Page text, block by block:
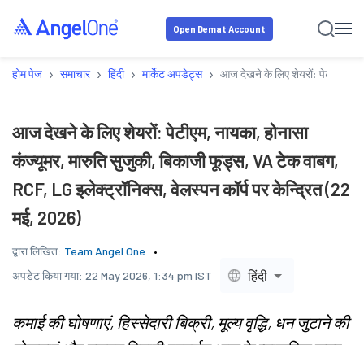
Open Demat Account
होम पेज › समाचार › हिंदी › मार्केट अपडेट्स › आज देखने के लिए शेयरों: पेटीएम,
आज देखने के लिए शेयरों: पेटीएम, नायका, होनासा
कंज्यूमर, मारुति सुजुकी, बिकाजी फूड्स, VA टेक वाबग,
RCF, LG इलेक्ट्रॉनिक्स, वेलस्पन कॉर्प पर केन्द्रित (22
मई, 2026)
द्वारा लिखित: Team Angel One
अपडेट किया गया: 22 May 2026, 1:34 pm IST हिंदी
कमाई की घोषणाएं, हिस्सेदारी बिक्री, मूल्य वृद्धि, धन जुटाने की